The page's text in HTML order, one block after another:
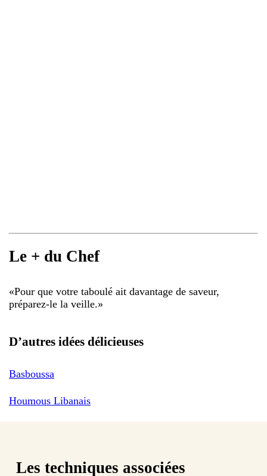
Le + du Chef
«Pour que votre taboulé ait davantage de saveur,
préparez-le la veille.»
D’autres idées délicieuses
Basboussa
Houmous Libanais
Les techniques associées